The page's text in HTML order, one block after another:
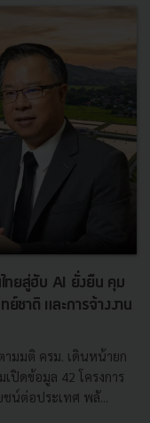
ยสู่ฮับ AI ยั่งยืน คุม
ชาติ และการจ้างงาน
ามมติ ครม. เดินหน้ายก
ปิดข้อมูล 42 โครงการ
น์ต่อประเทศ พลั...